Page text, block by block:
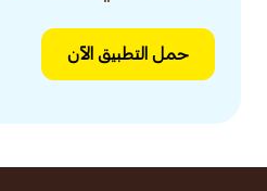
حمل التطبيق الآن